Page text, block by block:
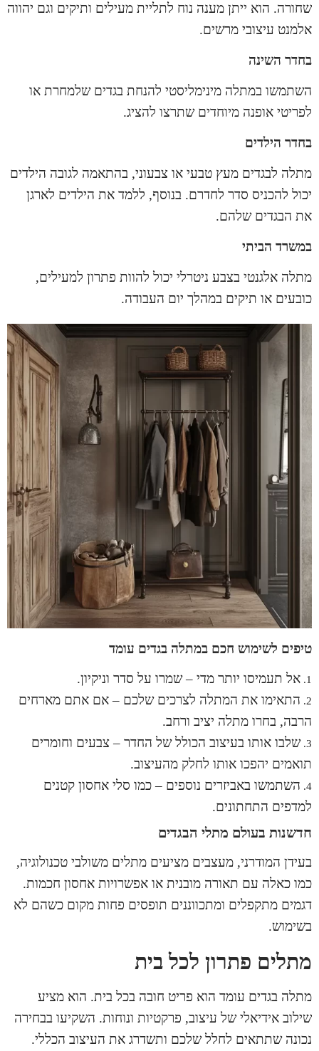
שחורה. הוא ייתן מענה נוח לתליית מעילים ותיקים וגם יהווה
אלמנט עיצובי מרשים.
בחדר השינה
השתמשו במתלה מינימליסטי להנחת בגדים שלמחרת או
לפריטי אופנה מיוחדים שתרצו להציג.
בחדר הילדים
מתלה לבגדים מעץ טבעי או צבעוני, בהתאמה לגובה הילדים
יכול להכניס סדר לחדרם. בנוסף, ללמד את הילדים לארגן
את הבגדים שלהם.
במשרד הביתי
מתלה אלגנטי בצבע ניטרלי יכול להוות פתרון למעילים,
כובעים או תיקים במהלך יום העבודה.
טיפים לשימוש חכם במתלה בגדים עומד
אל תעמיסו יותר מדי – שמרו על סדר וניקיון.
התאימו את המתלה לצרכים שלכם – אם אתם מארחים
הרבה, בחרו מתלה יציב ורחב.
שלבו אותו בעיצוב הכולל של החדר – צבעים וחומרים
תואמים יהפכו אותו לחלק מהעיצוב.
השתמשו באביזרים נוספים – כמו סלי אחסון קטנים
למדפים התחתונים.
חדשנות בעולם מתלי הבגדים
בעידן המודרני, מעצבים מציעים מתלים משולבי טכנולוגיה,
כמו כאלה עם תאורה מובנית או אפשרויות אחסון חכמות.
דגמים מתקפלים ומתכווננים תופסים פחות מקום כשהם לא
בשימוש.
מתלים פתרון לכל בית
מתלה בגדים עומד הוא פריט חובה בכל בית. הוא מציע
שילוב אידיאלי של עיצוב, פרקטיות ונוחות. השקיעו בבחירה
נכונה שתתאים לחלל שלכם ותשדרג את העיצוב הכללי.